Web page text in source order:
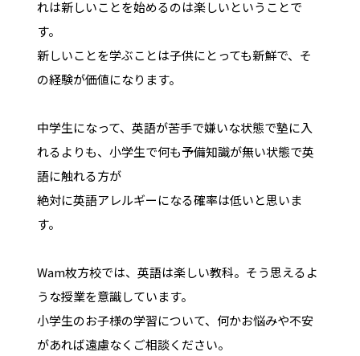
れは新しいことを始めるのは楽しいということで
す。
新しいことを学ぶことは子供にとっても新鮮で、そ
の経験が価値になります。
中学生になって、英語が苦手で嫌いな状態で塾に入
れるよりも、小学生で何も予備知識が無い状態で英
語に触れる方が
絶対に英語アレルギーになる確率は低いと思いま
す。
Wam枚方校では、英語は楽しい教科。そう思えるよ
うな授業を意識しています。
小学生のお子様の学習について、何かお悩みや不安
があれば遠慮なくご相談ください。